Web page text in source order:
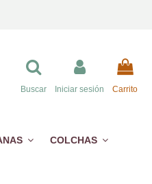
Buscar Iniciar sesión Carrito
COLCHAS